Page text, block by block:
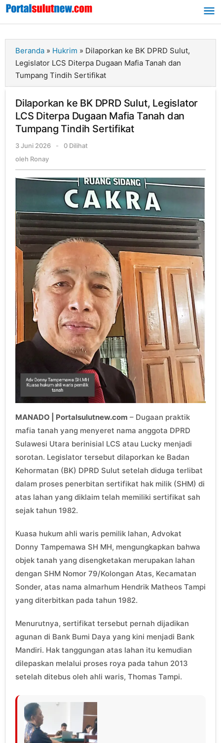
Lewati
Beranda » Hukrim » Dilaporkan ke BK DPRD Sulut,
Legislator LCS Diterpa Dugaan Mafia Tanah dan
Tumpang Tindih Sertifikat
Dilaporkan ke BK DPRD Sulut, Legislator
LCS Diterpa Dugaan Mafia Tanah dan
Tumpang Tindih Sertifikat
3 Juni 2026
oleh
-
0 Dilihat
oleh Ronay
MANADO | Portalsulutnew.com – Dugaan praktik
mafia tanah yang menyeret nama anggota DPRD
Sulawesi Utara berinisial LCS atau Lucky menjadi
sorotan. Legislator tersebut dilaporkan ke Badan
Kehormatan (BK) DPRD Sulut setelah diduga terlibat
dalam proses penerbitan sertifikat hak milik (SHM) di
atas lahan yang diklaim telah memiliki sertifikat sah
sejak tahun 1982.
Kuasa hukum ahli waris pemilik lahan, Advokat
Donny Tampemawa SH MH, mengungkapkan bahwa
objek tanah yang disengketakan merupakan lahan
dengan SHM Nomor 79/Kolongan Atas, Kecamatan
Sonder, atas nama almarhum Hendrik Matheos Tampi
yang diterbitkan pada tahun 1982.
Menurutnya, sertifikat tersebut pernah dijadikan
agunan di Bank Bumi Daya yang kini menjadi Bank
Mandiri. Hak tanggungan atas lahan itu kemudian
dilepaskan melalui proses roya pada tahun 2013
setelah ditebus oleh ahli waris, Thomas Tampi.